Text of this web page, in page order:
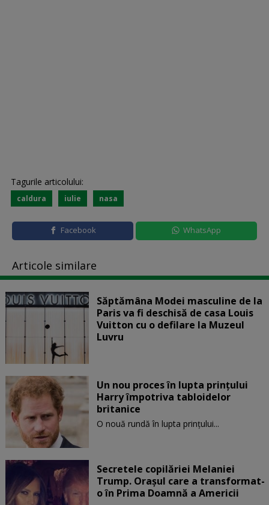
Tagurile articolului:
caldura iulie nasa
Facebook WhatsApp
Articole similare
Săptămâna Modei masculine de la
Paris va fi deschisă de casa Louis
Vuitton cu o defilare la Muzeul
Luvru
Un nou proces în lupta prinţului
Harry împotriva tabloidelor
britanice
O nouă rundă în lupta prinţului...
Secretele copilăriei Melaniei
Trump. Orașul care a transformat-
o în Prima Doamnă a Americii